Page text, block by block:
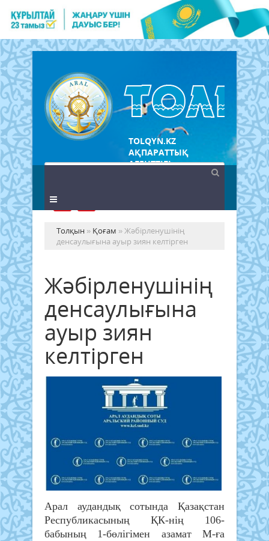
TOLQYN.KZ
АҚПАРАТТЫҚ
АГЕНТТІГІ
Толқын » Қоғам » Жәбірленушінің
денсаулығына ауыр зиян келтірген
Жәбірленушінің
денсаулығына
ауыр зиян
келтірген
Арал аудандық сотында Қазақстан
Республикасының ҚК-нің 106-
бабының 1-бөлігімен азамат М-ға